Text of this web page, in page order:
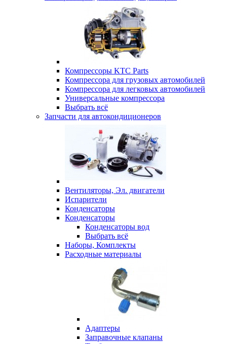
Компрессоры KTC Parts
Компрессора для грузовых автомобилей
Компрессора для легковых автомобилей
Универсальные компрессора
Выбрать всё
Запчасти для автокондиционеров
Вентиляторы, Эл. двигатели
Испарители
Конденсаторы
Конденсаторы
Конденсаторы вод
Выбрать всё
Наборы, Комплекты
Расходные материалы
Адаптеры
Заправочные клапаны